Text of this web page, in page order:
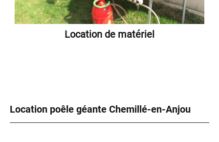
Location de matériel
Location poêle géante Chemillé-en-Anjou